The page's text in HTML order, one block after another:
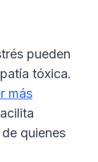
pueden
tóxica.
más
quienes